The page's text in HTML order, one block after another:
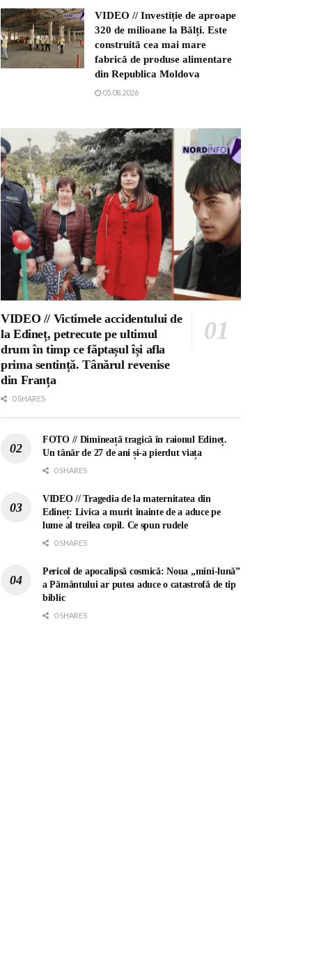
VIDEO // Investiție de aproape
320 de milioane la Bălți. Este
construită cea mai mare
fabrică de produse alimentare
din Republica Moldova
05.08.2026
VIDEO // Victimele accidentului de
la Edineț, petrecute pe ultimul
drum în timp ce făptașul își afla
prima sentință. Tânărul revenise
din Franța
0 SHARES
FOTO // Dimineață tragică în raionul Edineț.
Un tânăr de 27 de ani și-a pierdut viața
0 SHARES
VIDEO // Tragedia de la maternitatea din
Edineț: Livica a murit înainte de a aduce pe
lume al treilea copil. Ce spun rudele
0 SHARES
Pericol de apocalipsă cosmică: Noua „mini-lună”
a Pământului ar putea aduce o catastrofă de tip
biblic
0 SHARES